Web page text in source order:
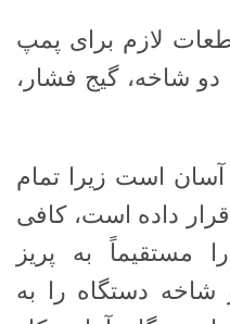
لازم برای پمپ
دو شاخه، گیج فشار،
است زیرا تمام
داده است، کافی
به پریز
دستگاه را به